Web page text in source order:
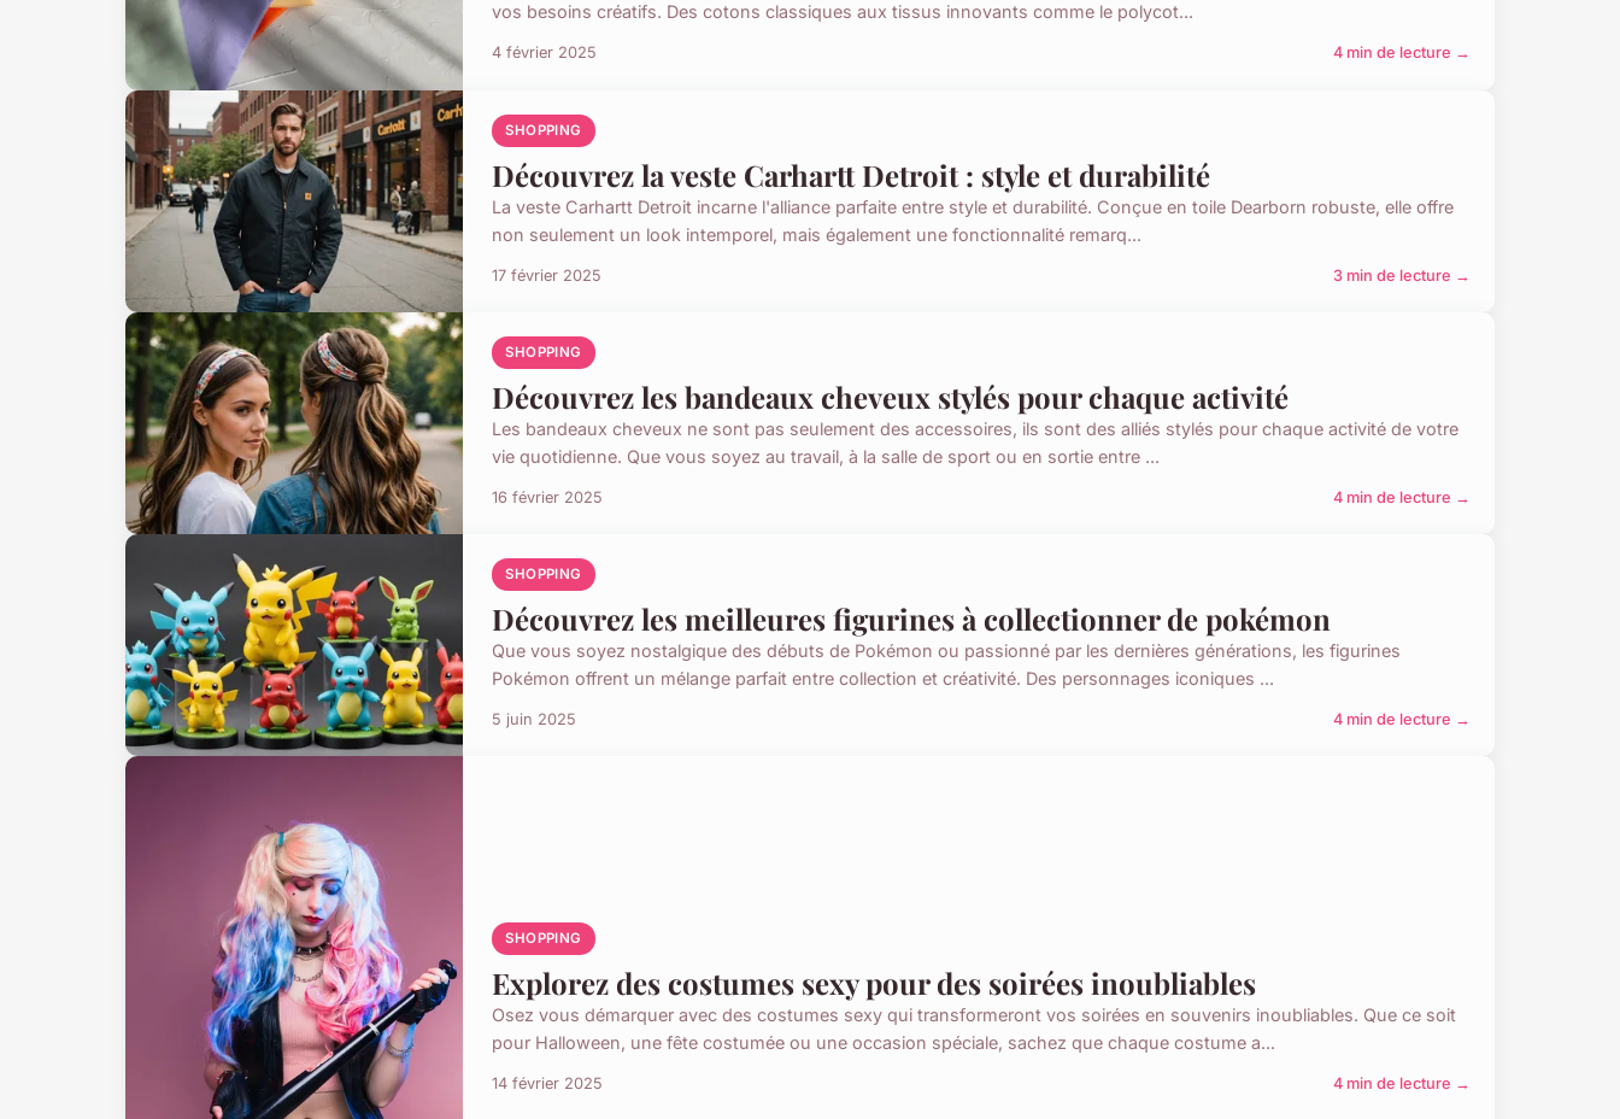
vos besoins créatifs. Des cotons classiques aux tissus innovants comme le polycot...
4 février 2025 4 min de lecture →
SHOPPING
Découvrez la veste Carhartt Detroit : style et durabilité
La veste Carhartt Detroit incarne l'alliance parfaite entre style et durabilité. Conçue en toile Dearborn robuste, elle offre
non seulement un look intemporel, mais également une fonctionnalité remarq...
17 février 2025 3 min de lecture →
SHOPPING
Découvrez les bandeaux cheveux stylés pour chaque activité
Les bandeaux cheveux ne sont pas seulement des accessoires, ils sont des alliés stylés pour chaque activité de votre
vie quotidienne. Que vous soyez au travail, à la salle de sport ou en sortie entre ...
16 février 2025 4 min de lecture →
SHOPPING
Découvrez les meilleures figurines à collectionner de pokémon
Que vous soyez nostalgique des débuts de Pokémon ou passionné par les dernières générations, les figurines
Pokémon offrent un mélange parfait entre collection et créativité. Des personnages iconiques ...
5 juin 2025 4 min de lecture →
SHOPPING
Explorez des costumes sexy pour des soirées inoubliables
Osez vous démarquer avec des costumes sexy qui transformeront vos soirées en souvenirs inoubliables. Que ce soit
pour Halloween, une fête costumée ou une occasion spéciale, sachez que chaque costume a...
14 février 2025 4 min de lecture →